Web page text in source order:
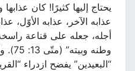
يحتاج إليها كثيرًا! كان عذابها
عذابه الآخر، عذابه الأوّل،
أجله، جعله على قناعة راسخة
وطنه
“البعيدين” يفضح ازدراء